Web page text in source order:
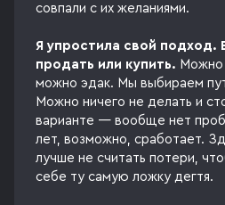
совпали с их желаниями.
Я упростила свой подход.
продать или купить. Можно
можно эдак. Мы выбираем
Можно ничего не делать и
варианте — вообще нет
лет, возможно, сработает.
лучше не считать потери,
себе ту самую ложку дегтя.